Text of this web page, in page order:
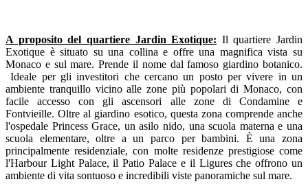
A proposito del quartiere Jardin Exotique: Il quartiere Jardin
Exotique è situato su una collina e offre una magnifica vista su
Monaco e sul mare. Prende il nome dal famoso giardino botanico.
Ideale per gli investitori che cercano un posto per vivere in un
ambiente tranquillo vicino alle zone più popolari di Monaco, con
facile accesso con gli ascensori alle zone di Condamine e
Fontvieille. Oltre al giardino esotico, questa zona comprende anche
l'ospedale Princess Grace, un asilo nido, una scuola materna e una
scuola elementare, oltre a un parco per bambini. È una zona
principalmente residenziale, con molte residenze prestigiose come
l'Harbour Light Palace, il Patio Palace e il Ligures che offrono un
ambiente di vita sontuoso e incredibili viste panoramiche sul mare.